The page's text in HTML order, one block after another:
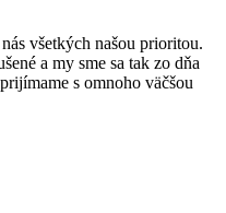
všetkých našou prioritou.
a my sme sa tak zo dňa
s omnoho väčšou